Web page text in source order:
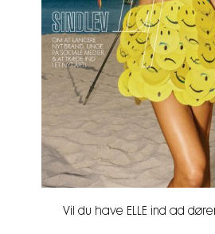
Vil du have ELLE ind ad